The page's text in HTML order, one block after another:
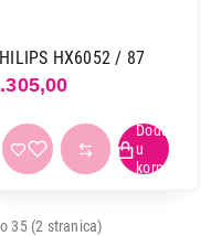
HX6052 / 87
35 (2 stranica)